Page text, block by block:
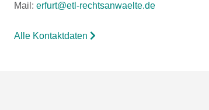
Mail: erfurt@etl-rechtsanwaelte.de
Alle Kontaktdaten